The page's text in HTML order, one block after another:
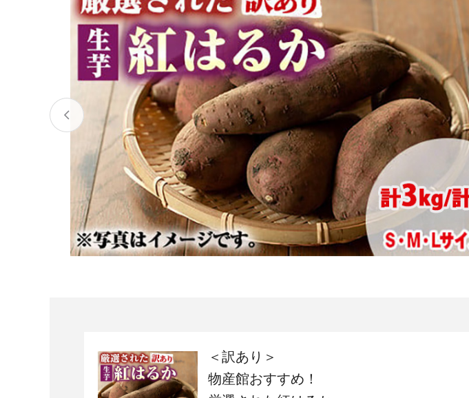
肉類（牛）
くだもの スイーツ
ドリンク 他食品
寝具 スポーツ・アウトドア
家具
定期便
～\10,000
\40,001～50,000 \50,001～100,000
\500,001～1,000,000 \1,000,001～5,000,000
北海道
網走市 池田町
石狩市
白老町
白糠町
弟子屈町
登別市
平取町
広尾町
紋別市
別海町 利尻富士町
岩手県 雫石町
宮城県 気仙沼市
山形県 東根市 南陽市 三川町
茨城県 下妻市
栃木県 大田原市 鹿沼市
新潟県 南魚沼市
熱海市
沼津市
愛知県
大府市
岐阜県
三重県 多気町
石川県 津幡町
＜訳あり＞
物産館おすすめ！